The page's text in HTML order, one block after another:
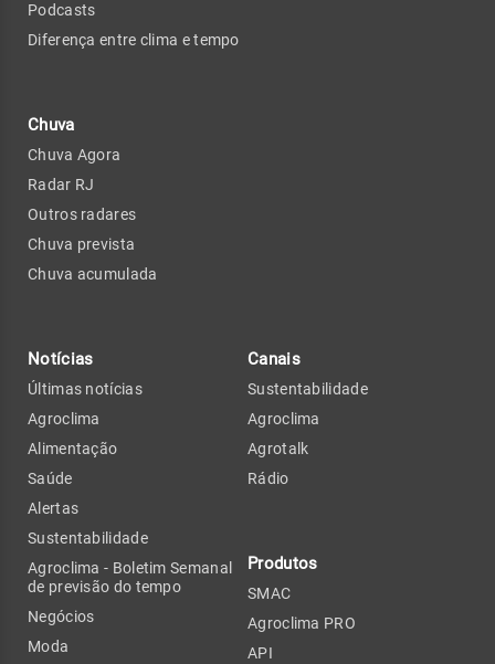
Podcasts
Diferença entre clima e tempo
Chuva
Chuva Agora
Radar RJ
Outros radares
Chuva prevista
Chuva acumulada
Notícias
Últimas notícias
Agroclima
Alimentação
Saúde
Alertas
Sustentabilidade
Agroclima - Boletim Semanal
de previsão do tempo
Negócios
Moda
Canais
Sustentabilidade
Agroclima
Agrotalk
Rádio
Produtos
SMAC
Agroclima PRO
API